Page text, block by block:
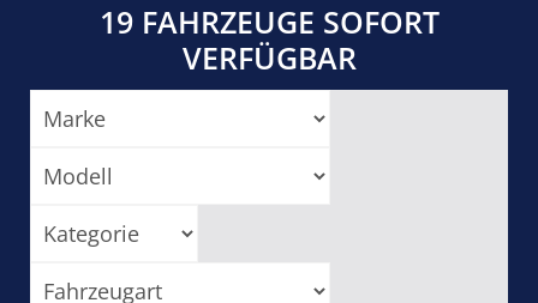
19 FAHRZEUGE SOFORT
VERFÜGBAR